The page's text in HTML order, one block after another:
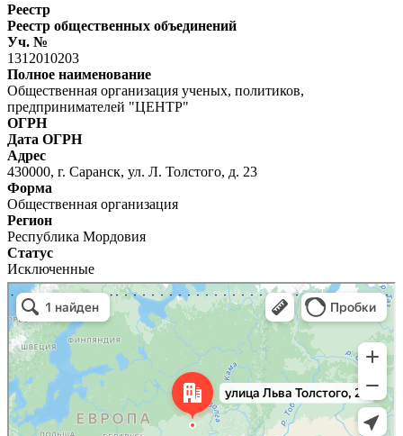
Реестр
Реестр общественных объединений
Уч. №
1312010203
Полное наименование
Общественная организация ученых, политиков,
предпринимателей "ЦЕНТР"
ОГРН
Дата ОГРН
Адрес
430000, г. Саранск, ул. Л. Толстого, д. 23
Форма
Общественная организация
Регион
Республика Мордовия
Статус
Исключенные